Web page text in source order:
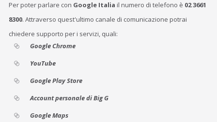
Per poter parlare con Google Italia il numero di telefono è 02 3661
8300. Attraverso quest'ultimo canale di comunicazione potrai
chiedere supporto per i servizi, quali:
Google Chrome
YouTube
Google Play Store
Account personale di Big G
Google Maps